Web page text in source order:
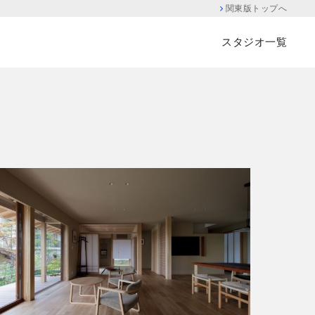
関東版トップへ
スタジオ一覧